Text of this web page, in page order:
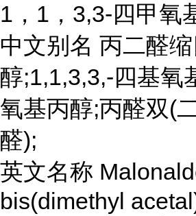
1，1，3,3-四甲氧
中文别名 丙二醛缩
醇;1,1,3,3,-四基氧
氧基丙醇;丙醛双(
醛);
英文名称
bis(dimethyl